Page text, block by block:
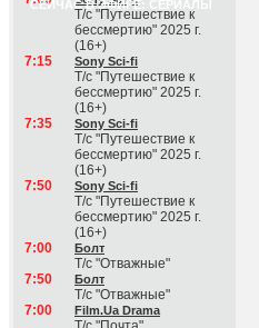
СЕЙЧАС В ЭФИРЕ: СЕРИАЛЫ
Т/с "Путешествие к
бессмертию" 2025 г.
(16+)
7:15
Sony Sci-fi
Т/с "Путешествие к
бессмертию" 2025 г.
(16+)
7:35
Sony Sci-fi
Т/с "Путешествие к
бессмертию" 2025 г.
(16+)
7:50
Sony Sci-fi
Т/с "Путешествие к
бессмертию" 2025 г.
(16+)
7:00
Болт
Т/с "Отважные"
7:50
Болт
Т/с "Отважные"
7:00
Film.Ua Drama